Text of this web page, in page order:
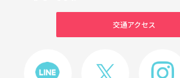
交通アクセス